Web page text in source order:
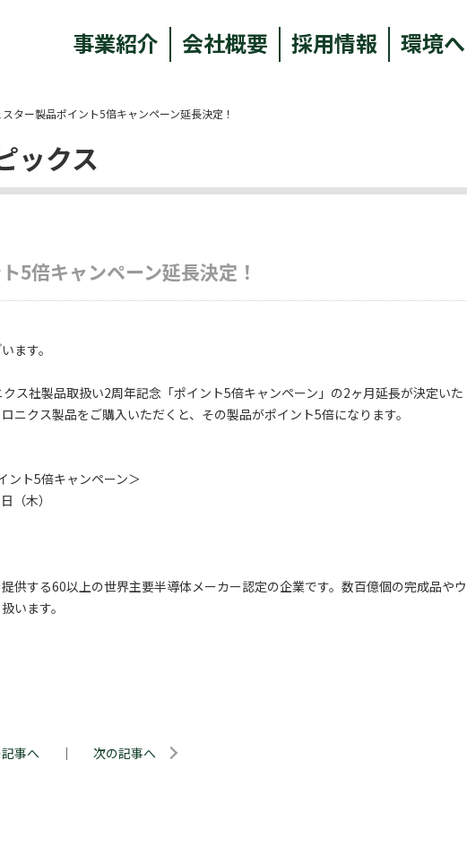
事業紹介 会社概要 採用情報 環境
ター製品ポイント5倍キャンペーン延長決定！
ックス
5倍キャンペーン延長決定！
ます。
ス社製品取扱い2周年記念「ポイント5倍キャンペーン」の2ヶ月延長が決定いた
クス製品をご購入いただくと、その製品がポイント5倍になります。
ト5倍キャンペーン＞
（木）
供する60以上の世界主要半導体メーカー認定の企業です。数百億個の完成品やウ
います。
事へ ｜ 次の記事へ